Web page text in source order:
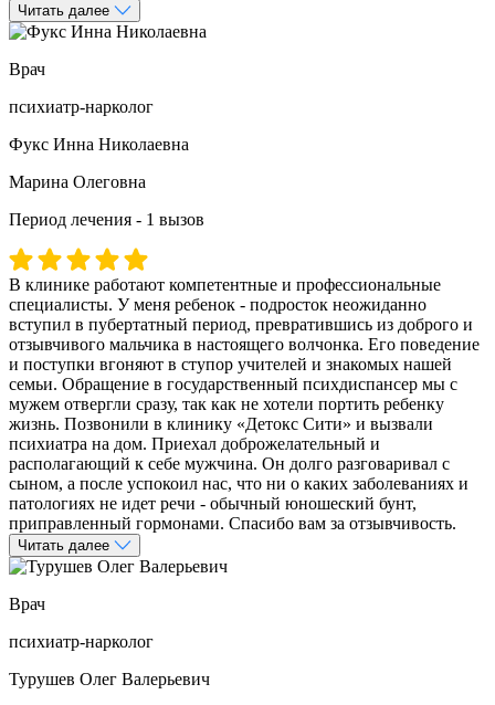
Читать далее
Врач
психиатр-нарколог
Фукс Инна Николаевна
Марина Олеговна
Период лечения - 1 вызов
В клинике работают компетентные и профессиональные
специалисты. У меня ребенок - подросток неожиданно
вступил в пубертатный период, превратившись из доброго и
отзывчивого мальчика в настоящего волчонка. Его поведение
и поступки вгоняют в ступор учителей и знакомых нашей
семьи. Обращение в государственный психдиспансер мы с
мужем отвергли сразу, так как не хотели портить ребенку
жизнь. Позвонили в клинику «Детокс Сити» и вызвали
психиатра на дом. Приехал доброжелательный и
располагающий к себе мужчина. Он долго разговаривал с
сыном, а после успокоил нас, что ни о каких заболеваниях и
патологиях не идет речи - обычный юношеский бунт,
приправленный гормонами. Спасибо вам за отзывчивость.
Читать далее
Врач
психиатр-нарколог
Турушев Олег Валерьевич